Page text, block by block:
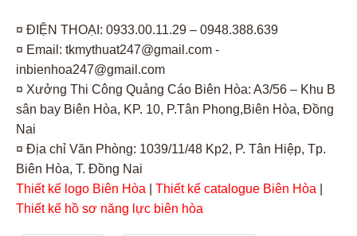
¤ ĐIỆN THOẠI: 0933.00.11.29 – 0948.388.639
¤ Email: tkmythuat247@gmail.com -
inbienhoa247@gmail.com
¤ Xưởng Thi Công Quảng Cáo Biên Hòa: A3/56 – Khu B
sân bay Biên Hòa, KP. 10, P.Tân Phong,Biên Hòa, Đồng
Nai
¤ Địa chỉ Văn Phòng: 1039/11/48 Kp2, P. Tân Hiệp, Tp.
Biên Hòa, T. Đồng Nai
Thiết kế logo Biên Hòa
Thiết kế catalogue Biên Hòa
Thiết kế hồ sơ năng lực biên hòa